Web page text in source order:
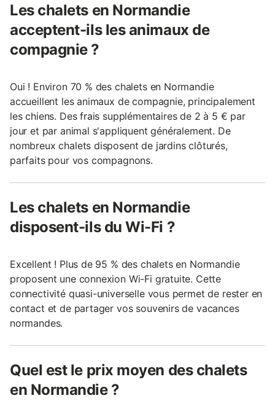
Les chalets en Normandie
acceptent-ils les animaux de
compagnie ?
Oui ! Environ 70 % des chalets en Normandie
accueillent les animaux de compagnie, principalement
les chiens. Des frais supplémentaires de 2 à 5 € par
jour et par animal s'appliquent généralement. De
nombreux chalets disposent de jardins clôturés,
parfaits pour vos compagnons.
Les chalets en Normandie
disposent-ils du Wi-Fi ?
Excellent ! Plus de 95 % des chalets en Normandie
proposent une connexion Wi-Fi gratuite. Cette
connectivité quasi-universelle vous permet de rester en
contact et de partager vos souvenirs de vacances
normandes.
Quel est le prix moyen des chalets
en Normandie ?